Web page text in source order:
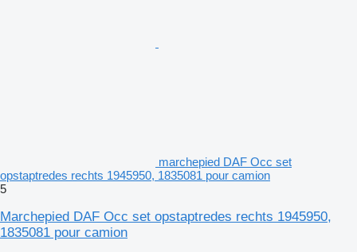
marchepied DAF Occ set
opstaptredes rechts 1945950, 1835081 pour camion
5
Marchepied DAF Occ set opstaptredes rechts 1945950,
1835081 pour camion